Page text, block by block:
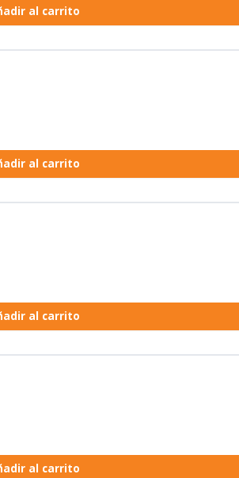
al carrito
al carrito
al carrito
al carrito